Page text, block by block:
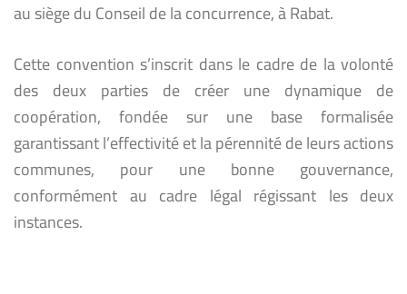
au siège du Conseil de la concurrence, à Rabat.
Cette convention s’inscrit dans le cadre de la volonté
des deux parties de créer une dynamique de
coopération, fondée sur une base formalisée
garantissant l’effectivité et la pérennité de leurs actions
communes, pour une bonne gouvernance,
conformément au cadre légal régissant les deux
instances.